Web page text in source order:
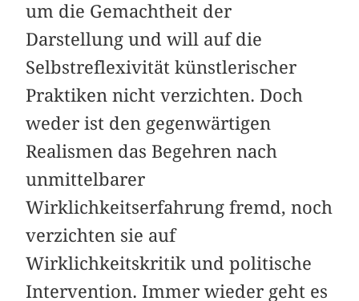
um die Gemachtheit der
Darstellung und will auf die
Selbstreflexivität künstlerischer
Praktiken nicht verzichten. Doch
weder ist den gegenwärtigen
Realismen das Begehren nach
unmittelbarer
Wirklichkeitserfahrung fremd, noch
verzichten sie auf
Wirklichkeitskritik und politische
Intervention. Immer wieder geht es